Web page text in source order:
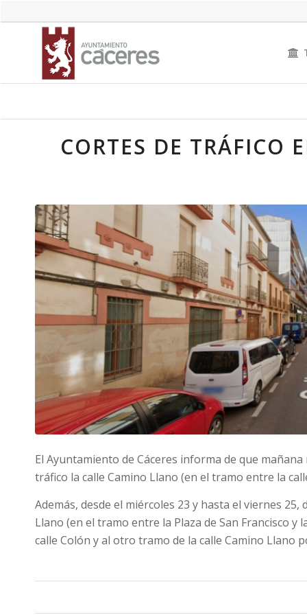
CORTES DE TRÁFICO
El Ayuntamiento de Cáceres informa de que
tráfico la calle Camino Llano (en el tramo entre la
Además, desde el miércoles 23 y hasta el viernes
Llano (en el tramo entre la Plaza de San Francisco y
calle Colón y al otro tramo de la calle Camino Llano